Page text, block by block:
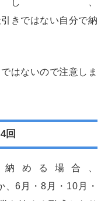
きではない自分で納
はないので注意しま
回
める場合、
6月・8月・10月・